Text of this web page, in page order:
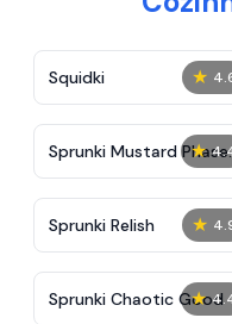
★
Squidki
★
Sprunki Mustard Phase
2
★
Sprunki Relish
★
Sprunki Chaotic Good